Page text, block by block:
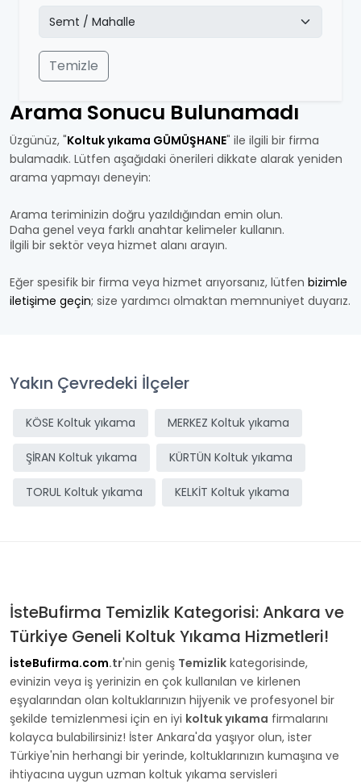
Temizle
Arama Sonucu Bulunamadı
Üzgünüz, "Koltuk yıkama GÜMÜŞHANE" ile ilgili bir firma
bulamadık. Lütfen aşağıdaki önerileri dikkate alarak yeniden
arama yapmayı deneyin:
Arama teriminizin doğru yazıldığından emin olun.
Daha genel veya farklı anahtar kelimeler kullanın.
İlgili bir sektör veya hizmet alanı arayın.
Eğer spesifik bir firma veya hizmet arıyorsanız, lütfen bizimle
iletişime geçin; size yardımcı olmaktan memnuniyet duyarız.
Yakın Çevredeki İlçeler
KÖSE Koltuk yıkama MERKEZ Koltuk yıkama
ŞİRAN Koltuk yıkama KÜRTÜN Koltuk yıkama
TORUL Koltuk yıkama KELKİT Koltuk yıkama
İsteBufirma Temizlik Kategorisi: Ankara ve
Türkiye Geneli Koltuk Yıkama Hizmetleri!
İsteBufirma.com.tr'nin geniş Temizlik kategorisinde,
evinizin veya iş yerinizin en çok kullanılan ve kirlenen
eşyalarından olan koltuklarınızın hijyenik ve profesyonel bir
şekilde temizlenmesi için en iyi koltuk yıkama firmalarını
kolayca bulabilirsiniz! İster Ankara'da yaşıyor olun, ister
Türkiye'nin herhangi bir yerinde, koltuklarınızın kumaşına ve
ihtiyacına uygun uzman koltuk yıkama servisleri